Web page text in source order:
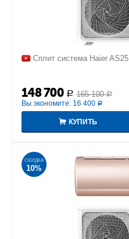
Сплит система Haier
148 700 Р 165 100 Р
Вы экономите: 16 400 Р
КУПИТЬ
СКИДКА
10%